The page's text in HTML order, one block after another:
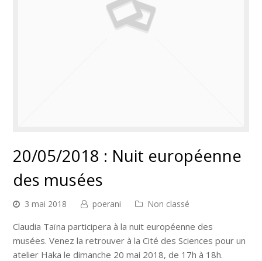
20/05/2018 : Nuit européenne
des musées
3 mai 2018 poerani Non classé
Claudia Taïna participera à la nuit européenne des
musées. Venez la retrouver à la Cité des Sciences pour un
atelier Haka le dimanche 20 mai 2018, de 17h à 18h.